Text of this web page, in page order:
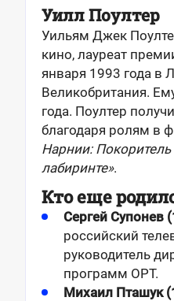
Уилл Поултер
Уильям Джек
кино, лауреат
января 1993 года в
Великобритания.
года. Поултер
благодаря ролям в
Нарнии: Покоритель
лабиринте».
Кто еще
Сергей Супонев
российский
руководитель
программ ОРТ.
Михаил Пташук